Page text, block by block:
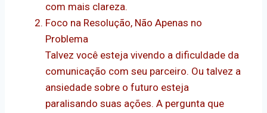
com mais clareza.
Foco na Resolução, Não Apenas no
Problema
Talvez você esteja vivendo a dificuldade da
comunicação com seu parceiro. Ou talvez a
ansiedade sobre o futuro esteja
paralisando suas ações. A pergunta que